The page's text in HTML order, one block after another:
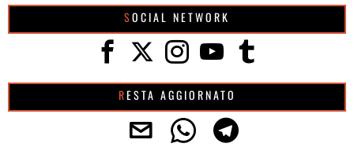
SOCIAL NETWORK
RESTA AGGIORNATO